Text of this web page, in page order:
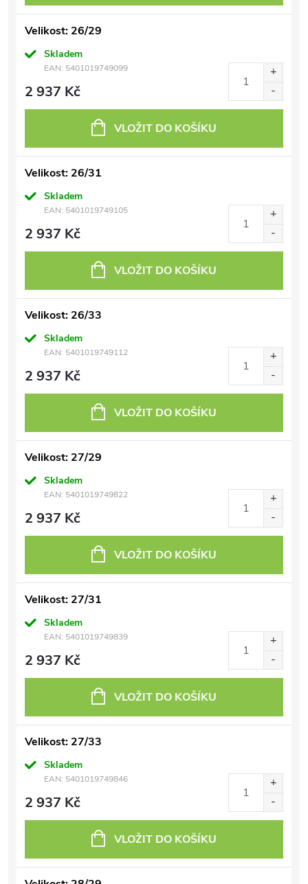
Velikost: 26/29
Skladem
EAN: 5401019749099
2 937 Kč
VLOŽIT DO KOŠÍKU
Velikost: 26/31
Skladem
EAN: 5401019749105
2 937 Kč
VLOŽIT DO KOŠÍKU
Velikost: 26/33
Skladem
EAN: 5401019749112
2 937 Kč
VLOŽIT DO KOŠÍKU
Velikost: 27/29
Skladem
EAN: 5401019749822
2 937 Kč
VLOŽIT DO KOŠÍKU
Velikost: 27/31
Skladem
EAN: 5401019749839
2 937 Kč
VLOŽIT DO KOŠÍKU
Velikost: 27/33
Skladem
EAN: 5401019749846
2 937 Kč
VLOŽIT DO KOŠÍKU